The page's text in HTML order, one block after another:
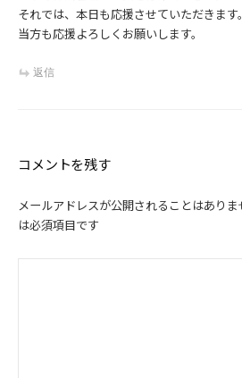
それでは、本日も応援させていただきます。
当方も応援よろしくお願いします。
返信
コメントを残す
メールアドレスが公開されることはありま
は必須項目です